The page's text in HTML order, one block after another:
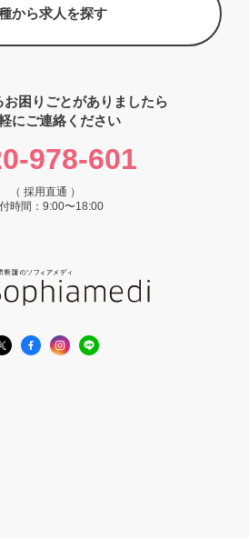
から求人を探す
お困りごとがありましたら
にご連絡ください
978-601
（ 採用直通 ）
時間：9:00〜18:00